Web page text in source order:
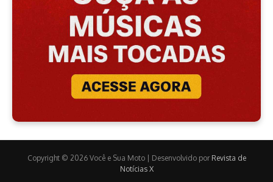
Copyright © 2026 Você e Sua Moto | Desenvolvido por Revista de
Notícias X